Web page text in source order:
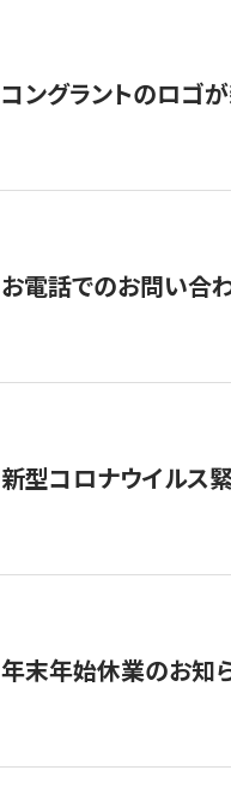
コングラントのロゴ
お電話でのお問い合
新型コロナウイルス
年末年始休業のお知